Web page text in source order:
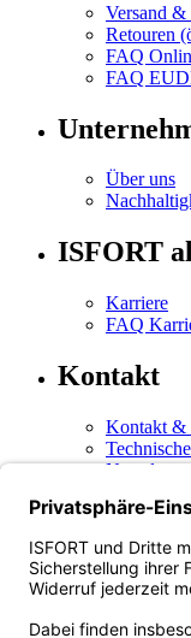
Versand
Retouren
FAQ
FAQ
Über uns
ISFORT
Karriere
FAQ
Kontakt
Kontakt &
Social
Instagram